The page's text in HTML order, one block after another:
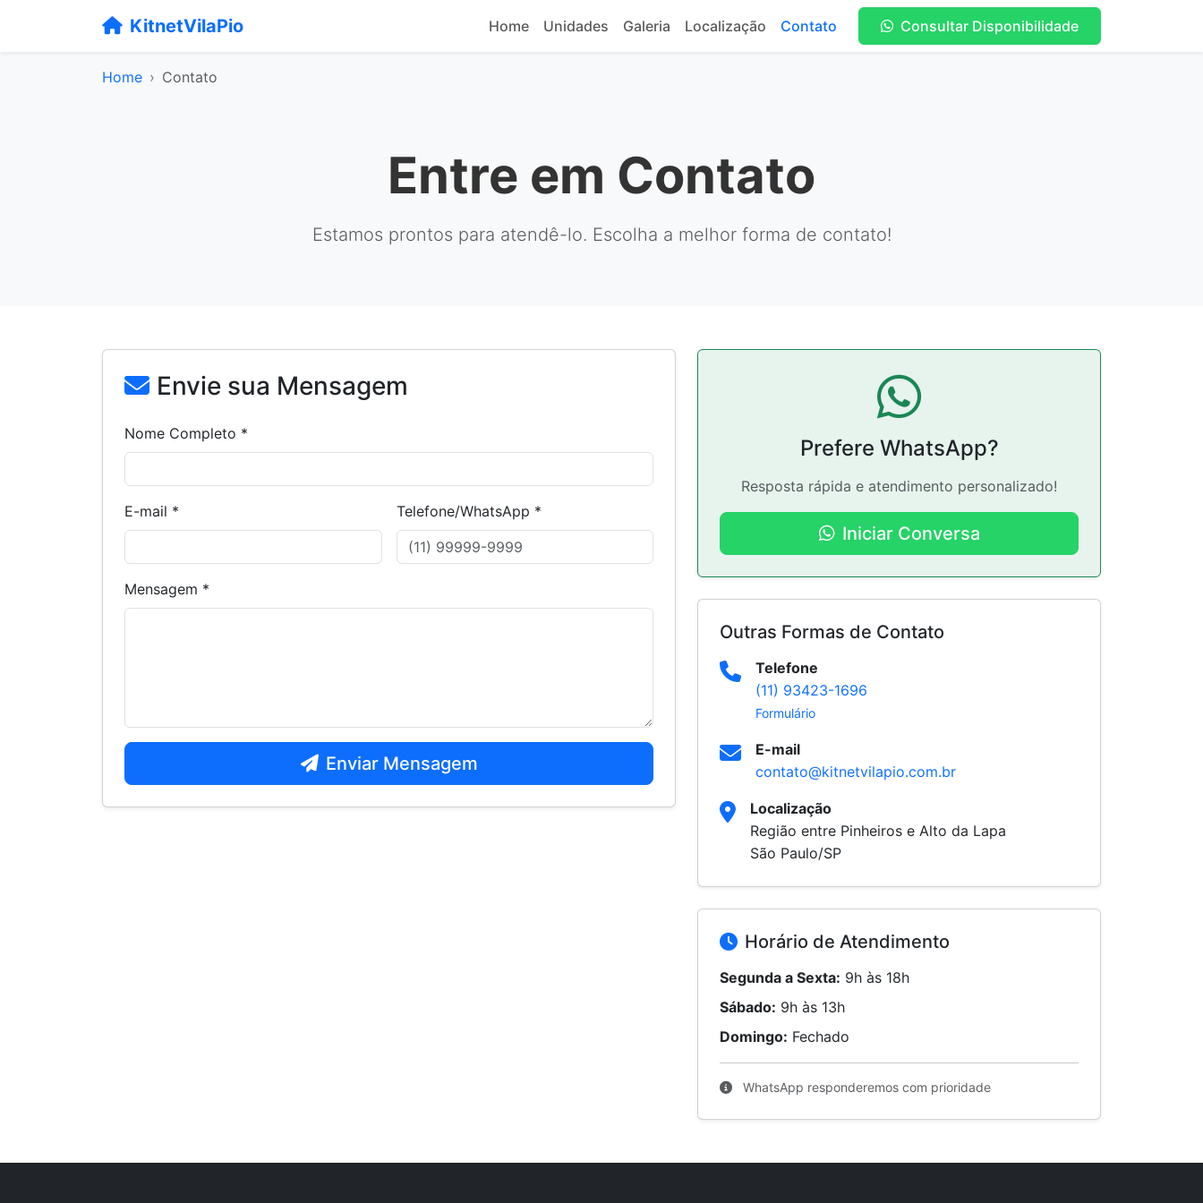
KitnetVilaPio Home Unidades Galeria Localização Contato Consultar Disponibilidade
Home Contato
Entre em Contato
Estamos prontos para atendê-lo. Escolha a melhor forma de contato!
Envie sua Mensagem
Nome Completo *
E-mail * Telefone/WhatsApp *
Mensagem *
Enviar Mensagem
Prefere WhatsApp?
Resposta rápida e atendimento personalizado!
Iniciar Conversa
Outras Formas de Contato
Telefone
(11) 93423-1696
Formulário
E-mail
contato@kitnetvilapio.com.br
Localização
Região entre Pinheiros e Alto da Lapa
São Paulo/SP
Horário de Atendimento
Segunda a Sexta: 9h às 18h
Sábado: 9h às 13h
Domingo: Fechado
WhatsApp responderemos com prioridade